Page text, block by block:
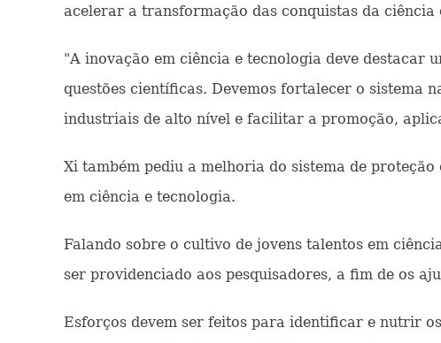
acelerar a transformação das conquistas da
"A inovação em ciência e tecnologia deve
questões científicas. Devemos fortalecer o sistema
industriais de alto nível e facilitar a promoção,
Xi também pediu a melhoria do sistema de
em ciência e tecnologia.
Falando sobre o cultivo de jovens talentos em
ser providenciado aos pesquisadores, a fim de os
Esforços devem ser feitos para identificar e nutrir